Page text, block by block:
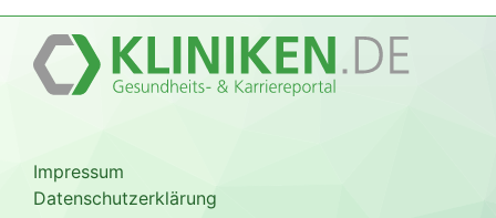
Impressum
Datenschutzerklärung